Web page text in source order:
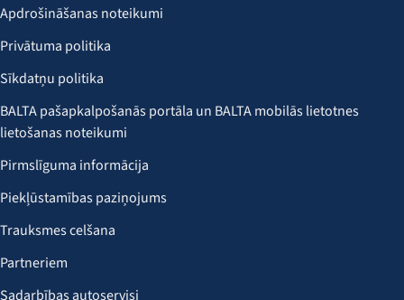
Apdrošināšanas noteikumi
Privātuma politika
Sīkdatņu politika
BALTA pašapkalpošanās portāla un BALTA mobilās lietotnes
lietošanas noteikumi
Pirmslīguma informācija
Piekļūstamības paziņojums
Trauksmes celšana
Partneriem
Sadarbības autoservisi